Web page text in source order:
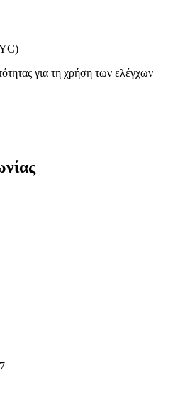
για τη χρήση των ελέγχων